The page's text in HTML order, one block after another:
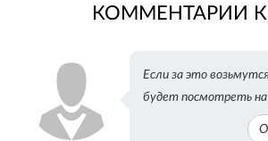
во
КОММЕНТАРИИ
Если за это
будет посмотреть